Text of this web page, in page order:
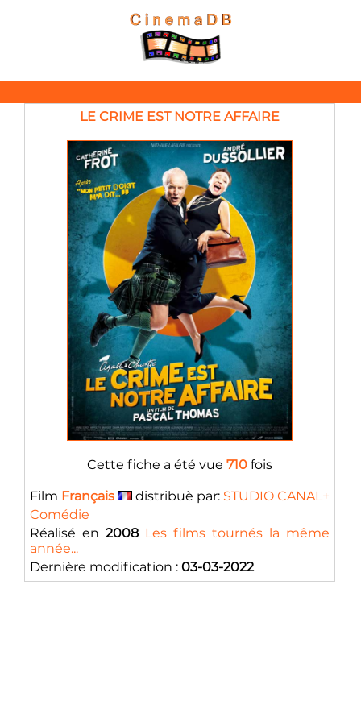
LE CRIME EST NOTRE AFFAIRE
Cette fiche a été vue 710 fois
Film Français distribuè par: STUDIO CANAL+
Comédie
Réalisé en 2008 Les films tournés la même
année...
Dernière modification : 03-03-2022